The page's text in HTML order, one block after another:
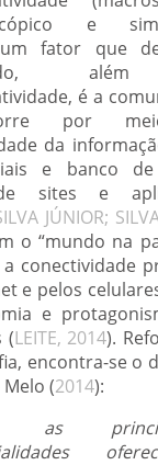
e
um fator que
é a
por
da
e banco
sites e
JÚNIOR;
o “mundo na
conectividade
e pelos
e
(LEITE, 2014).
encontra-se o
(2014):
as